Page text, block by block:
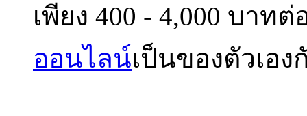
เพียง 400 - 4,000 บาท
ออนไลน์เป็นของตัวเอ